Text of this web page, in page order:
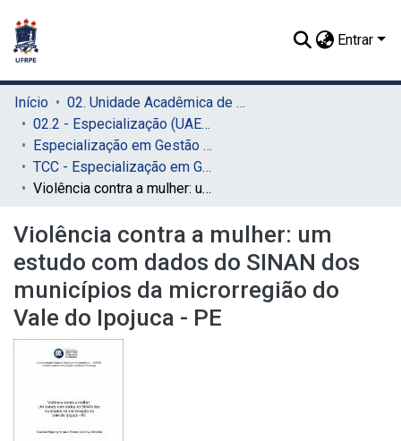
Entrar
Início
02. Unidade Acadêmica de Educação a Distância e Tecnologia (UAEADTec)
02.2 - Especialização (UAEADTec)
Especialização em Gestão Pública Municipal (UAEADTec)
TCC - Especialização em Gestão Pública Municipal (UAEADTec)
Violência contra a mulher: um estudo com dados do SINAN dos municípios da microrregião do Vale do Ipojuca - PE
Violência contra a mulher: um
estudo com dados do SINAN dos
municípios da microrregião do
Vale do Ipojuca - PE